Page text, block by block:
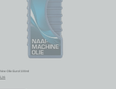
Olie Eurol 100ml
5,36